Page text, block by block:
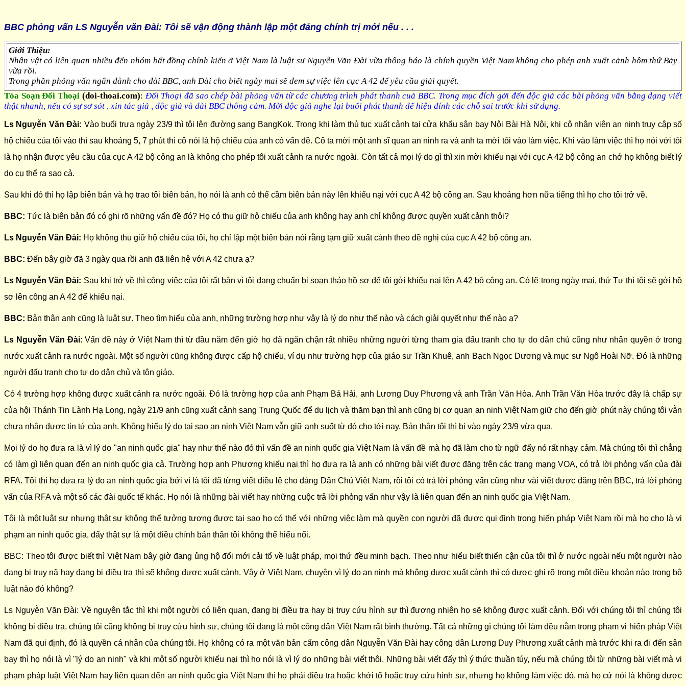
BBC phỏng vấn LS Nguyễn văn Ðài: Tôi sẽ vận động thành lập một đảng chính trị mới nếu . . .
Giới Thiệu:
Nhân vật có liên quan nhiều đến nhóm bất đồng chính kiến ở Việt Nam là luật sư Nguyễn Văn Đài vừa thông báo là chính quyền Việt Nam không cho phép anh xuất cảnh hôm thứ Bảy
vừa rồi.
Trong phần phỏng vấn ngắn dành cho đài BBC, anh Đài cho biết ngày mai sẽ đem sự việc lên cục A 42 để yêu cầu giải quyết.
Tòa Soạn Đối Thoại (doi-thoai.com): Đối Thoại đã sao chép bài phỏng vấn từ các chương trình phát thanh cuảBBC. Trong mục đích gởi đến độc giả các bài phỏng vấn bằng dạng viết
thật nhanh, nếu có sự sơ sót , xin tác giả , độc giả và đài BBCthông cảm. Mời độc giả nghe lại buổi phát thanh để hiệu đính các chỗ sai trước khi sử dụng.
Ls Nguyễn Văn Đài: Vào buổi trưa ngày 23/9 thì tôi lên đường sang BangKok. Trong khi làm thủ tục xuất cảnh tại cửa khẩu sân bay Nội Bài Hà Nội, khi cô nhân viên an ninh truy cập số
hộ chiếu của tôi vào thì sau khoảng 5, 7 phút thì cô nói là hộ chiếu của anh có vấn đề. Cô ta mời một anh sĩ quan an ninh ra và anh ta mời tôi vào làm việc. Khi vào làm việc thì họ nói với tôi
là họ nhận được yêu cầu của cục A 42 bộ công an là không cho phép tôi xuất cảnh ra nước ngoài. Còn tất cả mọi lý do gì thì xin mời khiếu nại với cục A 42 bộ công an chớ họ không biết lý
do cụ thể ra sao cả.
Sau khi đó thì họ lập biên bản và họ trao tôi biên bản, họ nói là anh có thể cầm biên bản này lên khiếu nại với cục A 42 bộ công an. Sau khoảng hơn nữa tiếng thì họ cho tôi trở về.
BBC: Tức là biên bản đó có ghi rõ những vấn đề đó? Họ có thu giữ hộ chiếu của anh không hay anh chỉ không được quyền xuất cảnh thôi?
Ls Nguyễn Văn Đài: Họ không thu giữ hộ chiếu của tôi, họ chỉ lập một biên bản nói rằng tạm giữ xuất cảnh theo đề nghị của cục A 42 bộ công an.
BBC: Đến bây giờ đã 3 ngày qua rồi anh đã liên hệ với A 42 chưa ạ?
Ls Nguyễn Văn Đài: Sau khi trở về thì công việc của tôi rất bận vì tôi đang chuẩn bị soạn thảo hồ sơ để tôi gởi khiếu nại lên A 42 bộ công an. Có lẽ trong ngày mai, thứ Tư thì tôi sẽ gởi hồ
sơ lên công an A 42 để khiếu nại.
BBC: Bản thân anh cũng là luật sư. Theo tìm hiểu của anh, những trường hợp như vậy là lý do như thế nào và cách giải quyết như thế nào ạ?
Ls Nguyễn Văn Đài: Vấn đề này ở Việt Nam thì từ đầu năm đến giờ họ đã ngăn chận rất nhiều những người từng tham gia đấu tranh cho tự do dân chủ cũng như nhân quyền ở trong
nước xuất cảnh ra nước ngoài. Một số người cũng không được cấp hộ chiếu, ví dụ như trường hợp của giáo sư Trần Khuê, anh Bạch Ngọc Dương và mục sư Ngô Hoài Nỡ. Đó là những
người đấu tranh cho tự do dân chủ và tôn giáo.
Có 4 trường hợp không được xuất cảnh ra nước ngoài. Đó là trường hợp của anh Phạm Bá Hải, anh Lương Duy Phương và anh Trần Văn Hòa. Anh Trần Văn Hòa trước đây là chấp sự
của hội Thánh Tin Lành Hạ Long, ngày 21/9 anh cũng xuất cảnh sang Trung Quốc để du lịch và thăm bạn thì anh cũng bị cơ quan an ninh Việt Nam giữ cho đến giờ phút này chúng tôi vẫn
chưa nhận được tin tứ của anh. Không hiểu lý do tại sao an ninh Việt Nam vẫn giữ anh suốt từ đó cho tới nay. Bản thân tôi thì bị vào ngày 23/9 vừa qua.
Mọi lý do họ đưa ra là vì lý do "an ninh quốc gia" hay như thế nào đó thì vấn đề an ninh quốc gia Việt Nam là vấn đề mà họ đã làm cho từ ngữ đấy nó rất nhạy cảm. Mà chúng tôi thì chẳng
có làm gì liên quan đến an ninh quốc gia cả. Trường hợp anh Phương khiếu nại thì họ đưa ra là anh có những bài viết được đăng trên các trang mạng VOA, có trả lời phỏng vấn của đài
RFA. Tôi thì họ đưa ra lý do an ninh quốc gia bởi vì là tôi đã từng viết điều lệ cho đảng Dân Chủ Việt Nam, rồi tôi có trả lời phỏng vấn cũng như vài viết được đăng trên BBC, trả lời phỏng
vấn của RFA và một số các đài quốc tế khác. Họ nói là những bài viết hay những cuộc trả lời phỏng vấn như vậy là liên quan đến an ninh quốc gia Việt Nam.
Tôi là một luật sư nhưng thật sự không thể tưởng tượng được tại sao họ có thể với những việc làm mà quyền con người đã được qui định trong hiến pháp Việt Nam rồi mà họ cho là vi
phạm an ninh quốc gia, đấy thật sự là một điều chính bản thân tôi không thể hiểu nổi.
BBC: Theo tôi được biết thì Việt Nam bây giờ đang ủng hộ đổi mới cải tổ về luật pháp, mọi thứ đều minh bạch. Theo như hiểu biết thiển cận của tôi thì ở nước ngoài nếu một người nào
đang bị truy nã hay đang bị điều tra thì sẽ không được xuất cảnh. Vậy ở Việt Nam, chuyện vì lý do an ninh mà không được xuất cảnh thì có được ghi rõ trong một điều khoản nào trong bộ
luật nào đó không?
Ls Nguyễn Văn Đài: Về nguyên tắc thì khi một người có liên quan, đang bị điều tra hay bị truy cứu hình sự thì đương nhiên họ sẽ không được xuất cảnh. Đối với chúng tôi thì chúng tôi
không bị điều tra, chúng tôi cũng không bị truy cứu hình sự, chúng tôi đang là một công dân Việt Nam rất bình thường. Tất cả những gì chúng tôi làm đều nằm trong phạm vi hiến pháp Việt
Nam đã qui định, đó là quyền cá nhân của chúng tôi. Họ không có ra một văn bản cấm công dân Nguyễn Văn Đài hay công dân Lương Duy Phương xuất cảnh mà trước khi ra đi đến sân
bay thì họ nói là vì "lý do an ninh" và khi một số người khiếu nại thì họ nói là vì lý do những bài viết thôi. Những bài viết đấy thì ý thức thuần túy, nếu mà chúng tôi từ những bài viết mà vi
phạm pháp luật Việt Nam hay liên quan đến an ninh quốc gia Việt Nam thì họ phải điều tra hoặc khởi tố hoặc truy cứu hình sự, nhưng họ không làm việc đó, mà họ cứ nói là không được